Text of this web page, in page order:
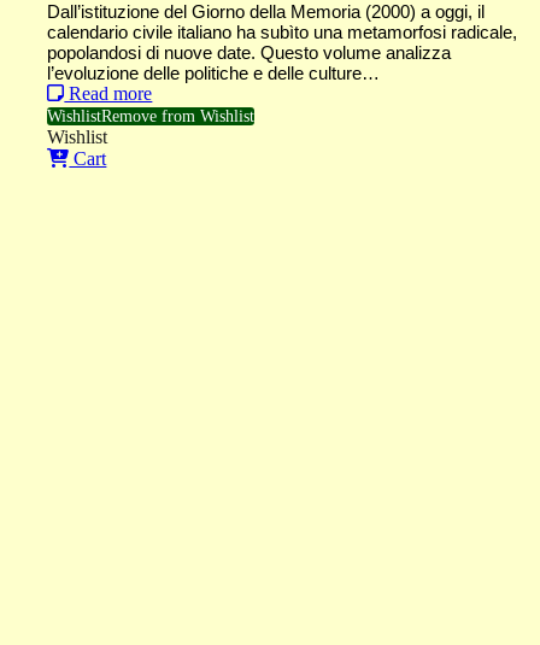
Dall’istituzione del Giorno della Memoria (2000) a oggi, il
calendario civile italiano ha subìto una metamorfosi radicale,
popolandosi di nuove date. Questo volume analizza
l’evoluzione delle politiche e delle culture…
Read more
WishlistRemove from Wishlist
Wishlist
Cart